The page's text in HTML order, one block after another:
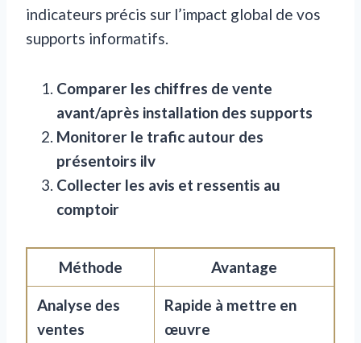
indicateurs précis sur l’impact global de vos
supports informatifs.
Comparer les chiffres de vente
avant/après installation des supports
Monitorer le trafic autour des
présentoirs ilv
Collecter les avis et ressentis au
comptoir
Méthode Avantage
Analyse des
ventes
Rapide à mettre en
œuvre